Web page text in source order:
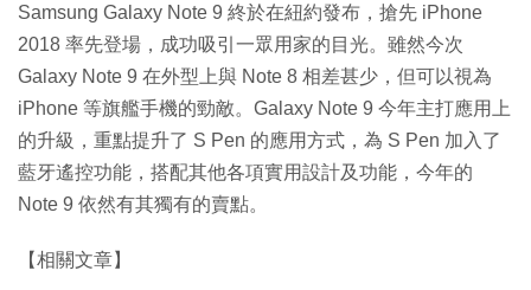
Samsung Galaxy Note 9 終於在紐約發布，搶先 iPhone
2018 率先登場，成功吸引一眾用家的目光。雖然今次
Galaxy Note 9 在外型上與 Note 8 相差甚少，但可以視為
iPhone 等旗艦手機的勁敵。Galaxy Note 9 今年主打應用上
的升級，重點提升了 S Pen 的應用方式，為 S Pen 加入了
藍牙遙控功能，搭配其他各項實用設計及功能，今年的
Note 9 依然有其獨有的賣點。
【相關文章】